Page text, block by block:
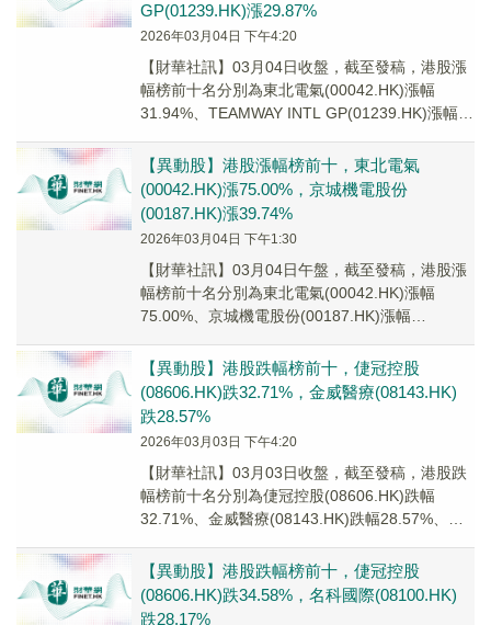
GP(01239.HK)漲29.87%
2026年03月04日 下午4:20
【財華社訊】03月04日收盤，截至發稿，港股漲
幅榜前十名分別為東北電氣(00042.HK)漲幅
31.94%、TEAMWAY INTL GP(01239.HK)漲幅
【異動股】港股漲幅榜前十，東北電氣
(00042.HK)漲75.00%，京城機電股份
(00187.HK)漲39.74%
2026年03月04日 下午1:30
【財華社訊】03月04日午盤，截至發稿，港股漲
幅榜前十名分別為東北電氣(00042.HK)漲幅
75.00%、京城機電股份(00187.HK)漲幅
【異動股】港股跌幅榜前十，倢冠控股
(08606.HK)跌32.71%，金威醫療(08143.HK)
跌28.57%
2026年03月03日 下午4:20
【財華社訊】03月03日收盤，截至發稿，港股跌
幅榜前十名分別為倢冠控股(08606.HK)跌幅
32.71%、金威醫療(08143.HK)跌幅28.57%、博
【異動股】港股跌幅榜前十，倢冠控股
(08606.HK)跌34.58%，名科國際(08100.HK)
跌28.17%